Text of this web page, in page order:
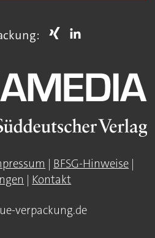
| BFSG-Hinweise |
| Kontakt
verpackung.de